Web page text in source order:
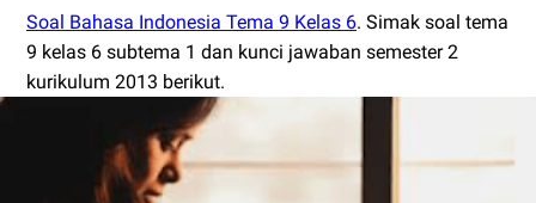
Soal Bahasa Indonesia Tema 9 Kelas 6. Simak soal tema
9 kelas 6 subtema 1 dan kunci jawaban semester 2
kurikulum 2013 berikut.